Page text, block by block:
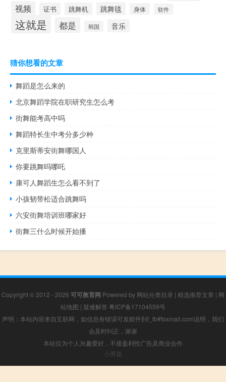
视频 证书 跳舞机 跳舞毯 身体 软件
这就是 都是 韩国 音乐
猜你想看的文章
舞蹈是怎么来的
北京舞蹈学院在职研究生怎么考
街舞能考高中吗
舞蹈特长生中考分多少种
克里斯蒂安街舞哪国人
你要跳舞吗哪吒
康可人舞蹈生怎么看不到了
小孩韧带松适合跳舞吗
六安街舞培训班哪家好
街舞三什么时候开始播
Copyright © 2012 - 2026 可可教育网 Powered by 网站分类目录 | 精选推荐文章 | 网
站地图 | 疑难解答 粤ICP备17104559号
声明：本站内容来自互联网，如信息有错误可发邮件到f_fb#foxmail.com说明，我们
会及时纠正，谢谢
本站仅为个人兴趣爱好，不接盈利性广告及商业合作
小男孩